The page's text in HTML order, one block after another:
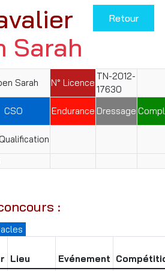
Retour
Sarah
Sarah N° Licence
TN-2012-
17630
CSO Endurance Dressage
:
Lieu Evénement